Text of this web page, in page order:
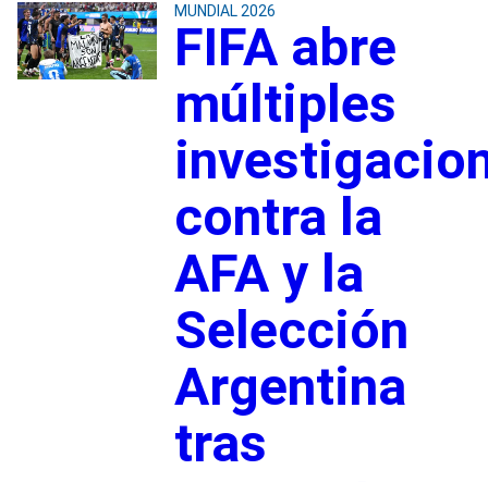
MUNDIAL 2026
FIFA abre
múltiples
contra la
AFA y la
Selección
Argentina
tras